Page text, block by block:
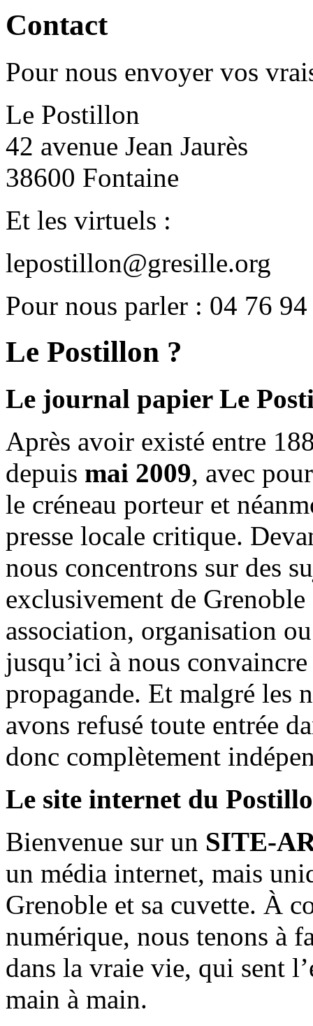
Contact
Pour nous envoyer vos
Le Postillon
42 avenue Jean Jaurès
38600 Fontaine
Et les virtuels :
lepostillon@gresille.org
Pour nous parler : 04 76
Le Postillon ?
Le journal papier Le
Après avoir existé entre
depuis mai 2009, avec
le créneau porteur et
presse locale critique.
nous concentrons sur des
exclusivement de
association, organisation
jusqu’ici à nous
propagande. Et malgré les
avons refusé toute entrée
donc complètement
Le site internet du
Bienvenue sur un SITE-
un média internet, mais
Grenoble et sa cuvette. À
numérique, nous tenons à
dans la vraie vie, qui sent
main à main.